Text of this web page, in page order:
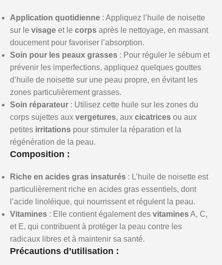
Application quotidienne : Appliquez l’huile de noisette
sur le visage et le corps après le nettoyage, en massant
doucement pour favoriser l’absorption.
Soin pour les peaux grasses : Pour réguler le sébum et
prévenir les imperfections, appliquez quelques gouttes
d’huile de noisette sur une peau propre, en évitant les
zones particulièrement grasses.
Soin réparateur : Utilisez cette huile sur les zones du
corps sujettes aux vergetures, aux cicatrices ou aux
petites irritations pour stimuler la réparation et la
régénération de la peau.
Composition :
Riche en acides gras insaturés : L’huile de noisette est
particulièrement riche en acides gras essentiels, dont
l’acide linoléique, qui nourrissent et régulent la peau.
Vitamines : Elle contient également des vitaminesA, C,
et E, qui contribuent à protéger la peau contre les
radicaux libres et à maintenir sa santé.
Précautions d’utilisation :